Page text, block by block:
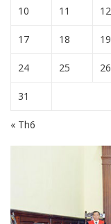
10 11 12
17 18 19
24 25 26
31
« Th6